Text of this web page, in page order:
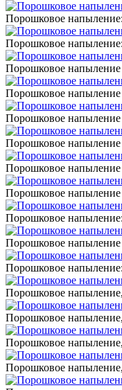
Порошковое
Порошковое
Порошковое
Порошковое
Порошковое
Порошковое
Порошковое
Порошковое
Порошковое
Порошковое
Порошковое
Порошковое
Порошковое
Порошковое
Порошковое